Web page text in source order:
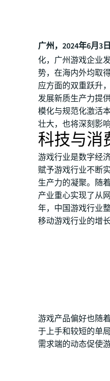
广州，2024年6月3
化，广州游戏企业
势，在海内外均取
应方面的双重跃升
发展新质生产力提
模化与规范化激活
壮大，也将深刻影
科技与消
游戏行业是数字经
赋予游戏行业不断
生产力的凝聚。随
产业重心实现了从
年，中国游戏行业
移动游戏行业的增
游戏产品偏好也随
于上手和较短的单
需求端的动态促使